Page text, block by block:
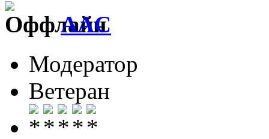
AAC
Модератор
Ветеран